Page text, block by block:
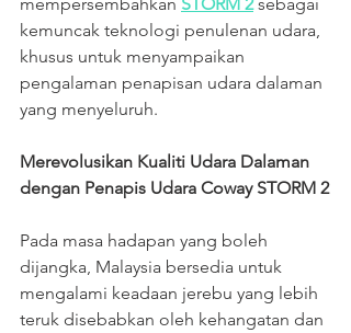
kemuncak teknologi penulenan udara,
khusus untuk menyampaikan
pengalaman penapisan udara dalaman
yang menyeluruh.
Merevolusikan Kualiti Udara Dalaman
dengan Penapis Udara Coway STORM 2
Pada masa hadapan yang boleh
dijangka, Malaysia bersedia untuk
mengalami keadaan jerebu yang lebih
teruk disebabkan oleh kehangatan dan